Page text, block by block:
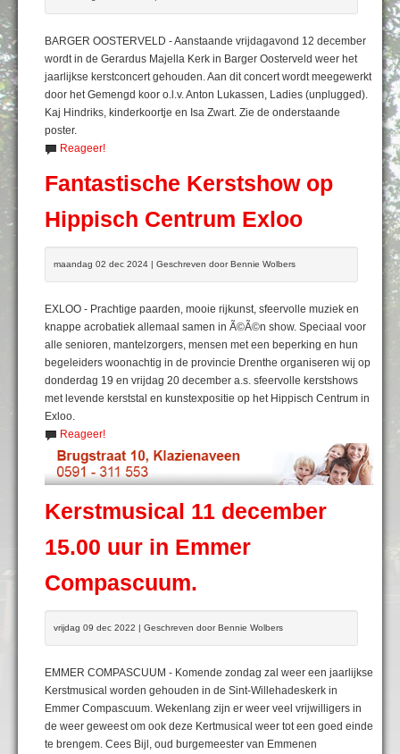
BARGER OOSTERVELD - Aanstaande vrijdagavond 12 december
wordt in de Gerardus Majella Kerk in Barger Oosterveld weer het
jaarlijkse kerstconcert gehouden. Aan dit concert wordt meegewerkt
door het Gemengd koor o.l.v. Anton Lukassen, Ladies (unplugged).
Kaj Hindriks, kinderkoortje en Isa Zwart. Zie de onderstaande
poster.
Reageer!
Fantastische Kerstshow op
Hippisch Centrum Exloo
maandag 02 dec 2024 | Geschreven door Bennie Wolbers
EXLOO - Prachtige paarden, mooie rijkunst, sfeervolle muziek en
knappe acrobatiek allemaal samen in Ã©Ã©n show. Speciaal voor
alle senioren, mantelzorgers, mensen met een beperking en hun
begeleiders woonachtig in de provincie Drenthe organiseren wij op
donderdag 19 en vrijdag 20 december a.s. sfeervolle kerstshows
met levende kerststal en kunstexpositie op het Hippisch Centrum in
Exloo.
Reageer!
Kerstmusical 11 december
15.00 uur in Emmer
Compascuum.
vrijdag 09 dec 2022 | Geschreven door Bennie Wolbers
EMMER COMPASCUUM - Komende zondag zal weer een jaarlijkse
Kerstmusical worden gehouden in de Sint-Willehadeskerk in
Emmer Compascuum. Wekenlang zijn er weer veel vrijwilligers in
de weer geweest om ook deze Kertmusical weer tot een goed einde
te brengem. Cees Bijl, oud burgemeester van Emmenen